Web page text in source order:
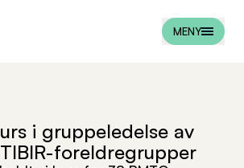
MENY
i gruppeledelse av
foreldregrupper